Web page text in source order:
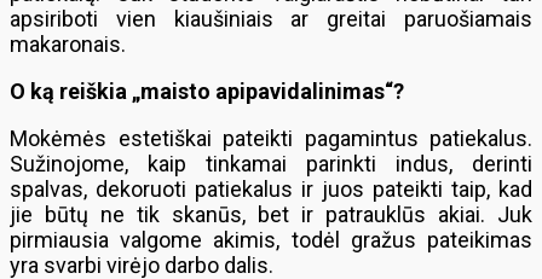
apsiriboti vien kiaušiniais ar greitai paruošiamais
makaronais.
O ką reiškia „maisto apipavidalinimas“?
Mokėmės estetiškai pateikti pagamintus patiekalus.
Sužinojome, kaip tinkamai parinkti indus, derinti
spalvas, dekoruoti patiekalus ir juos pateikti taip, kad
jie būtų ne tik skanūs, bet ir patrauklūs akiai. Juk
pirmiausia valgome akimis, todėl gražus pateikimas
yra svarbi virėjo darbo dalis.